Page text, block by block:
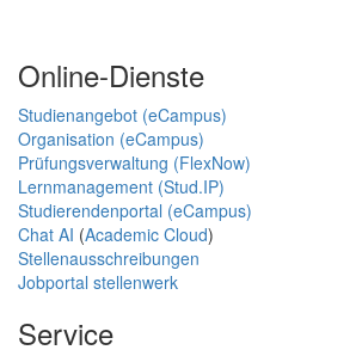
Online-Dienste
Studienangebot (eCampus)
Organisation (eCampus)
Prüfungsverwaltung (FlexNow)
Lernmanagement (Stud.IP)
Studierendenportal (eCampus)
Chat AI (Academic Cloud)
Stellenausschreibungen
Jobportal stellenwerk
Service